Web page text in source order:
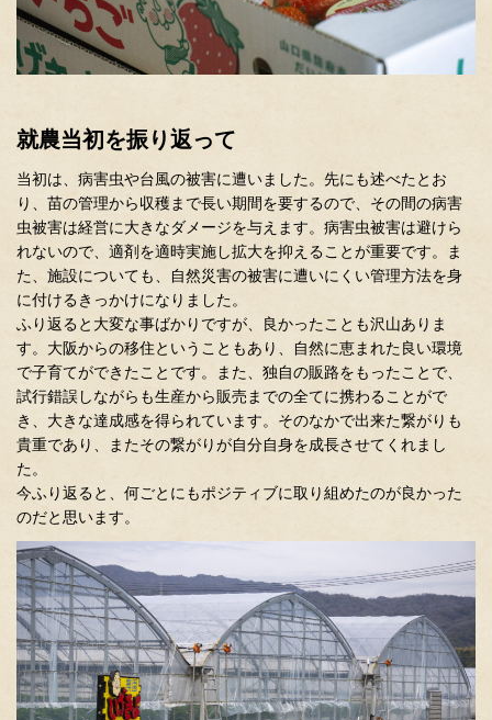
就農当初を振り返って
当初は、病害虫や台風の被害に遭いました。先にも述べたとお
り、苗の管理から収穫まで長い期間を要するので、その間の病害
虫被害は経営に大きなダメージを与えます。病害虫被害は避けら
れないので、適剤を適時実施し拡大を抑えることが重要です。ま
た、施設についても、自然災害の被害に遭いにくい管理方法を身
に付けるきっかけになりました。
ふり返ると大変な事ばかりですが、良かったことも沢山ありま
す。大阪からの移住ということもあり、自然に恵まれた良い環境
で子育てができたことです。また、独自の販路をもったことで、
試行錯誤しながらも生産から販売までの全てに携わることがで
き、大きな達成感を得られています。そのなかで出来た繋がりも
貴重であり、またその繋がりが自分自身を成長させてくれまし
た。
今ふり返ると、何ごとにもポジティブに取り組めたのが良かった
のだと思います。